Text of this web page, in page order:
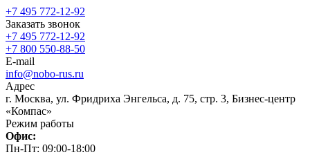
+7 495 772-12-92
Заказать звонок
+7 495 772-12-92
+7 800 550-88-50
E-mail
info@nobo-rus.ru
Адрес
г. Москва, ул. Фридриха Энгельса, д. 75, стр. 3, Бизнес-центр
«Компас»
Режим работы
Офис:
Пн-Пт: 09:00-18:00